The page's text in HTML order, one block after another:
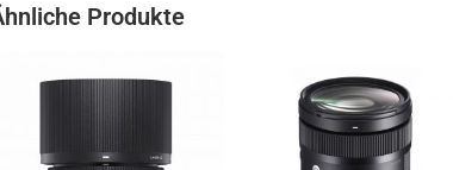
Produkte